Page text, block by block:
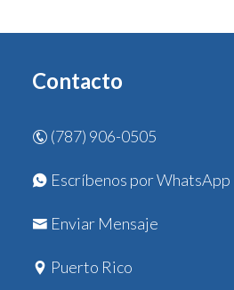
Contacto
(787) 906-0505
Escríbenos por WhatsApp
Enviar Mensaje
Puerto Rico